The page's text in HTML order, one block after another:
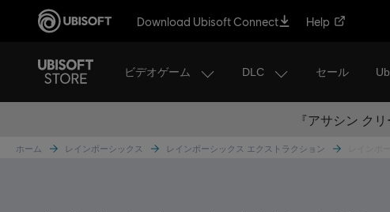
Download Ubisoft Connect Help
ビデオゲーム DLC セール
『アサシン ク
ホーム レインボーシックス レインボーシックス エクストラクション